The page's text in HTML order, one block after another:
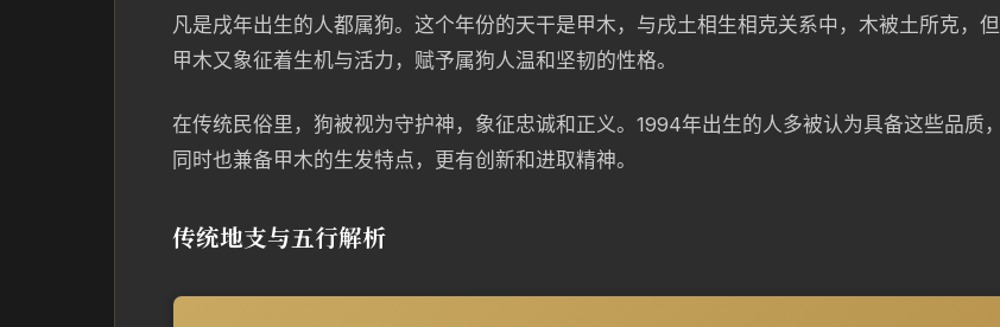
凡是戌年出生的人都属狗。这个年份的天干是甲木，与戌土相生相克关系中，木被土所克，但
甲木又象征着生机与活力，赋予属狗人温和坚韧的性格。
在传统民俗里，狗被视为守护神，象征忠诚和正义。1994年出生的人多被认为具备这些品质，
同时也兼备甲木的生发特点，更有创新和进取精神。
传统地支与五行解析